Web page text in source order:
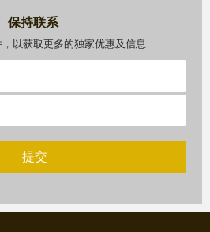
保持联系
以获取更多的独家优惠及信息
提交